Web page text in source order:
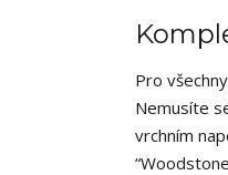
Pro
Nemusíte
vrchním